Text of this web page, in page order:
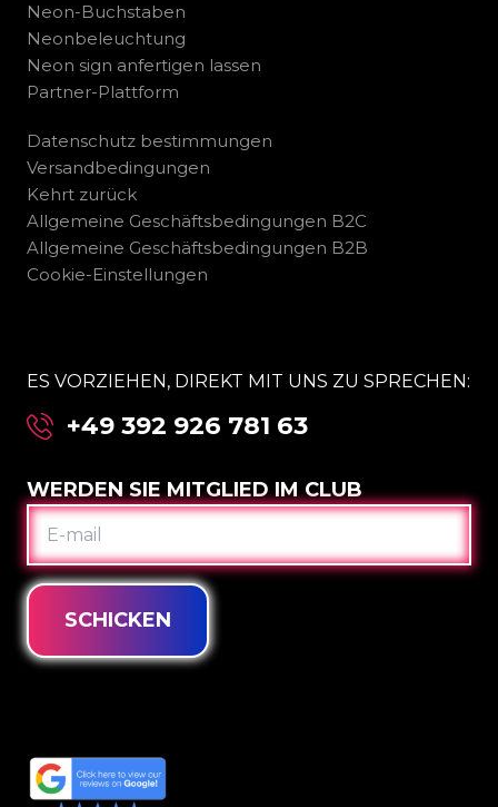
Neon-Buchstaben
Neonbeleuchtung
Neon sign anfertigen lassen
Partner-Plattform
Datenschutz bestimmungen
Versandbedingungen
Kehrt zurück
Allgemeine Geschäftsbedingungen B2C
Allgemeine Geschäftsbedingungen B2B
Cookie-Einstellungen
ES VORZIEHEN, DIREKT MIT UNS ZU SPRECHEN:
+49 392 926 781 63
WERDEN SIE MITGLIED IM CLUB
E-
MAIL
SCHICKEN